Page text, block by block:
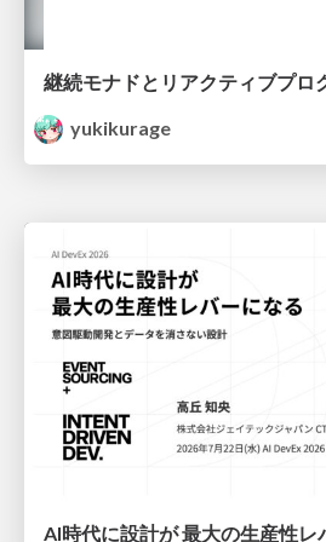
継続モナドとリアクティブプロ
yukikurage